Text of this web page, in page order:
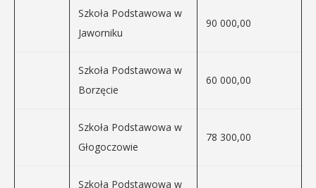
Szkoła Podstawowa w
Jaworniku
90 000,00
Szkoła Podstawowa w
Borzęcie
60 000,00
Szkoła Podstawowa w
Głogoczowie
78 300,00
Szkoła Podstawowa w